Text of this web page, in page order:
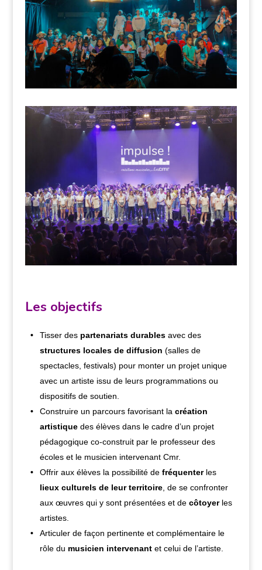
Les objectifs
Tisser des partenariats durablesavec des
structures locales de diffusion (salles de
spectacles, festivals) pour monter un projet unique
avec un artiste issu de leurs programmations ou
dispositifs de soutien.
Construire un parcours favorisant lacréation
artistiquedes élèves dans le cadre d’un projet
pédagogique co-construit par le professeur des
écoles et le musicien intervenant Cmr.
Offrir aux élèves la possibilité de fréquenterles
lieux culturels de leur territoire, de se confronter
aux œuvres qui y sont présentées et de côtoyerles
artistes.
Articuler de façon pertinente et complémentaire le
rôle du musicien intervenantet celui de l’artiste.